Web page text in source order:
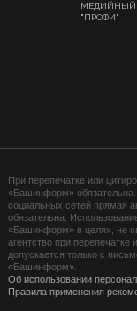
МЕДИЙНЫЙ
"ПРОФИ"
При перепечатке или
«Башинформ» обязательна.
социальных сетей прямая
обязательна.
«Башинформ» в целях, не
агентство при перепечатке
допускается только с
«Башинформ».
Об использовании
Правила применения